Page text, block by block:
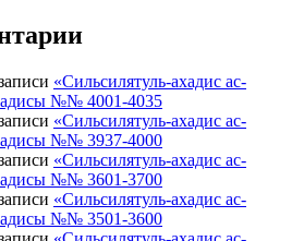
«Сильсилятуль-ахадис ас-
№№ 4001-4035
«Сильсилятуль-ахадис ас-
№№ 3937-4000
«Сильсилятуль-ахадис ас-
№№ 3601-3700
«Сильсилятуль-ахадис ас-
№№ 3501-3600